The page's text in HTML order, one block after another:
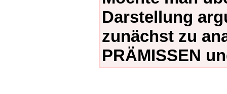
Darstellung
zunächst zu
PRÄMISSEN